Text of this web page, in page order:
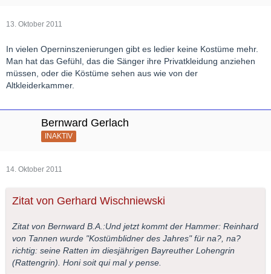
13. Oktober 2011
In vielen Operninszenierungen gibt es ledier keine Kostüme mehr.
Man hat das Gefühl, das die Sänger ihre Privatkleidung anziehen
müssen, oder die Köstüme sehen aus wie von der
Altkleiderkammer.
Bernward Gerlach
INAKTIV
14. Oktober 2011
Zitat von Gerhard Wischniewski
Zitat von Bernward B.A.:Und jetzt kommt der Hammer: Reinhard
von Tannen wurde "Kostümblidner des Jahres" für na?, na?
richtig: seine Ratten im diesjährigen Bayreuther Lohengrin
(Rattengrin). Honi soit qui mal y pense.